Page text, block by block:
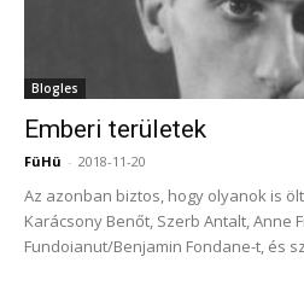
Blogles
Emberi területek
FüHü - 2018-11-20
Az azonban biztos, hogy olyanok is
Karácsony Benőt, Szerb Antalt, Anne
Fundoianut/Benjamin Fondane-t, és